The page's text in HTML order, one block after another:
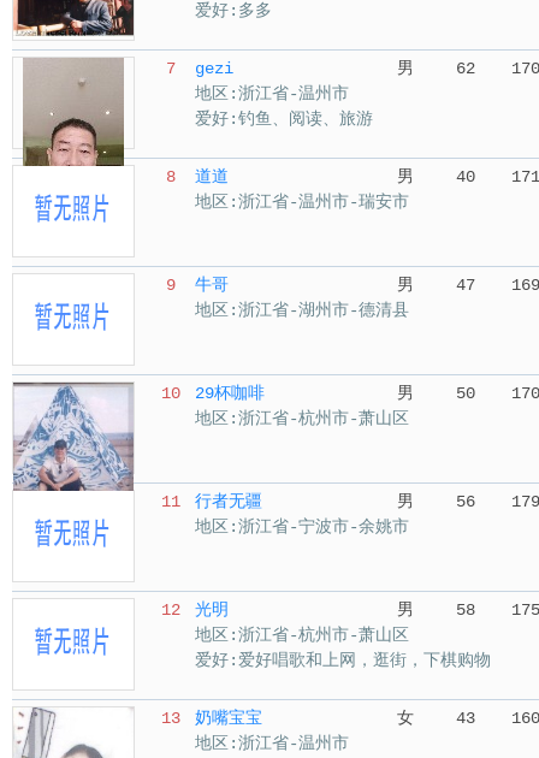
爱好:多多
7 gezi 男 62
170
地区:浙江省-温州市
爱好:钓鱼、阅读、旅游
8 道道 男 40
171
地区:浙江省-温州市-瑞安市
9 牛哥 男 47
169
地区:浙江省-湖州市-德清县
10 29杯咖啡 男 50
170
地区:浙江省-杭州市-萧山区
11 行者无疆 男 56
179
地区:浙江省-宁波市-余姚市
12 光明 男 58
175
地区:浙江省-杭州市-萧山区
爱好:爱好唱歌和上网，逛街，下棋购物
13 奶嘴宝宝 女 43
160
地区:浙江省-温州市